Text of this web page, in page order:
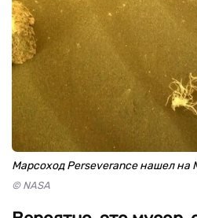
Марсоход Perseverance нашел на
© NASA